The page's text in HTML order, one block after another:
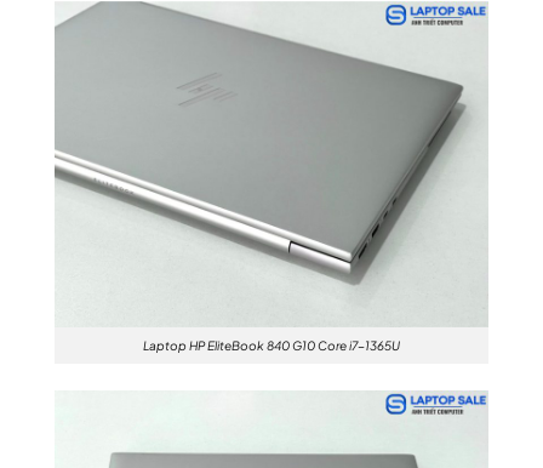
Laptop HP EliteBook 840 G10 Core i7-1365U